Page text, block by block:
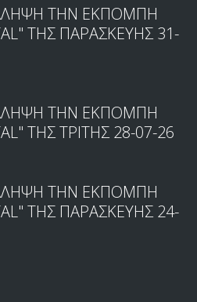
ΤΗΝ ΕΚΠΟΜΠΗ
ΤΗΣ ΠΑΡΑΣΚΕΥΗΣ 31-
ΤΗΝ ΕΚΠΟΜΠΗ
ΤΗΣ ΤΡΙΤΗΣ 28-07-26
ΤΗΝ ΕΚΠΟΜΠΗ
ΤΗΣ ΠΑΡΑΣΚΕΥΗΣ 24-